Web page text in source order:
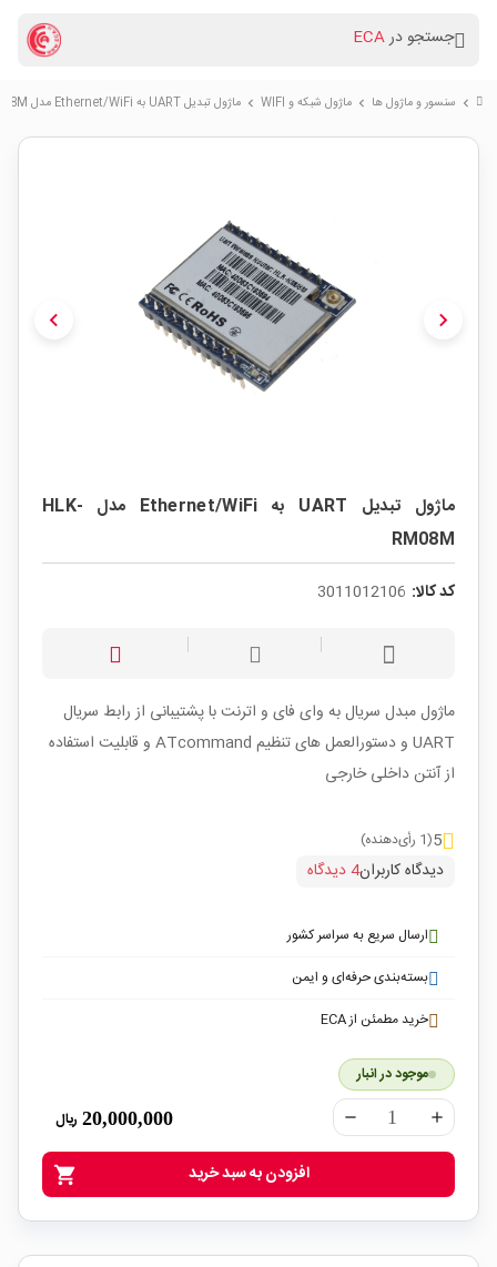
جستجو درECA
chevron_right سنسور و ماژول ها chevron_right ماژول شبکه و WIFI chevron_right ماژول تبدیل UART به Ethernet/WiFi مدل HLK-RM08M
chevron_left chevron_right
ماژول تبدیل UART به Ethernet/WiFi مدل HLK-
RM08M
کد کالا: 3011012106
ماژول مبدل سریال به وای فای و اترنت با پشتیبانی از رابط سریال
UART و دستورالعمل های تنظیم ATcommand و قابلیت استفاده
از آنتن داخلی خارجی
5(1 رأی‌دهنده)
دیدگاه کاربران4 دیدگاه
ارسال سریع به سراسر کشور
بسته‌بندی حرفه‌ای و ایمن
خرید مطمئن از ECA
موجود در انبار
remove add
20,000,000 ریال
shopping_cart افزودن به سبد خرید